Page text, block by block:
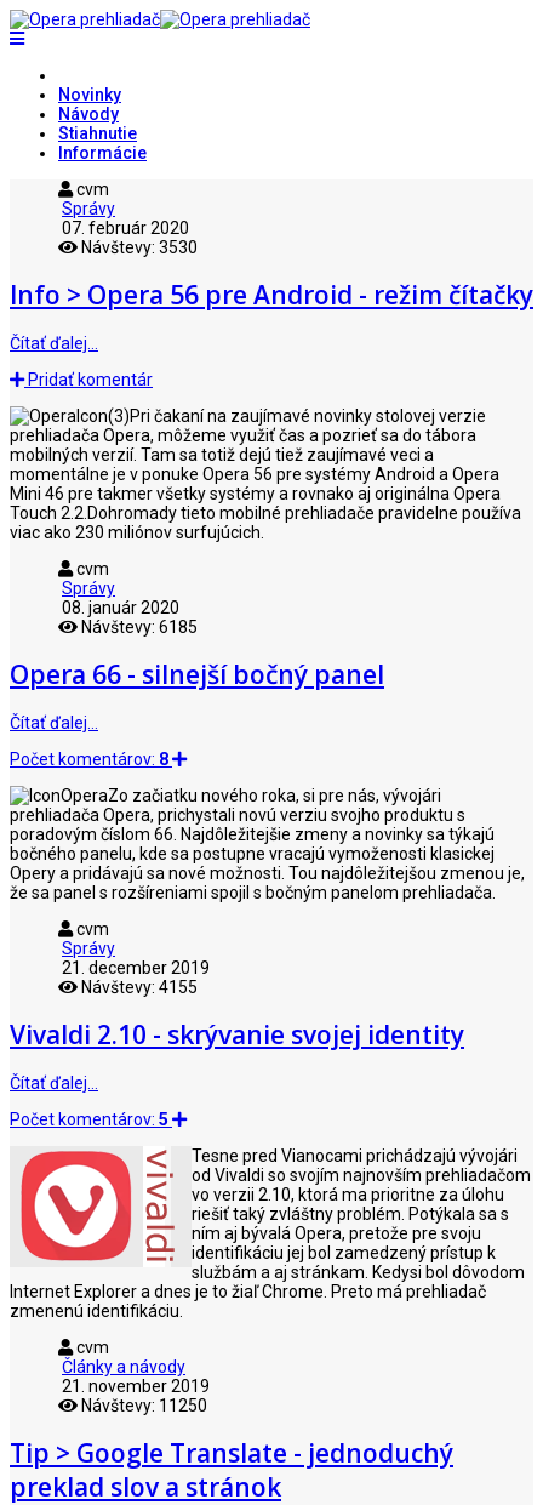
Novinky
Návody
Stiahnutie
Informácie
cvm
Správy
07. február 2020
Návštevy: 3530
Info > Opera 56 pre Android - režim čítačky
Čítať ďalej…
Pridať komentár
Pri čakaní na zaujímavé novinky stolovej verzie
prehliadača Opera, môžeme využiť čas a pozrieť sa do tábora
mobilných verzií. Tam sa totiž dejú tiež zaujímavé veci a
momentálne je v ponuke Opera 56 pre systémy Android a Opera
Mini 46 pre takmer všetky systémy a rovnako aj originálna Opera
Touch 2.2.Dohromady tieto mobilné prehliadače pravidelne používa
viac ako 230 miliónov surfujúcich.
cvm
Správy
08. január 2020
Návštevy: 6185
Opera 66 - silnejší bočný panel
Čítať ďalej…
Počet komentárov: 8
Zo začiatku nového roka, si pre nás, vývojári
prehliadača Opera, prichystali novú verziu svojho produktu s
poradovým číslom 66. Najdôležitejšie zmeny a novinky sa týkajú
bočného panelu, kde sa postupne vracajú vymoženosti klasickej
Opery a pridávajú sa nové možnosti. Tou najdôležitejšou zmenou je,
že sa panel s rozšíreniami spojil s bočným panelom prehliadača.
cvm
Správy
21. december 2019
Návštevy: 4155
Vivaldi 2.10 - skrývanie svojej identity
Čítať ďalej…
Počet komentárov: 5
Tesne pred Vianocami prichádzajú vývojári
od Vivaldi so svojím najnovším prehliadačom
vo verzii 2.10, ktorá ma prioritne za úlohu
riešiť taký zvláštny problém. Potýkala sa s
ním aj bývalá Opera, pretože pre svoju
identifikáciu jej bol zamedzený prístup k
službám a aj stránkam. Kedysi bol dôvodom
Internet Explorer a dnes je to žiaľ Chrome. Preto má prehliadač
zmenenú identifikáciu.
cvm
Články a návody
21. november 2019
Návštevy: 11250
Tip > Google Translate - jednoduchý
preklad slov a stránok